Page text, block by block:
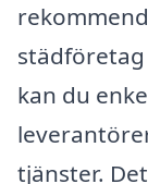
kan du
tjänster.